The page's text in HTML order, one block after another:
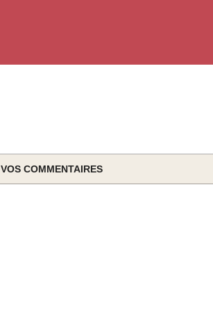
VOS COMMENTAIRES